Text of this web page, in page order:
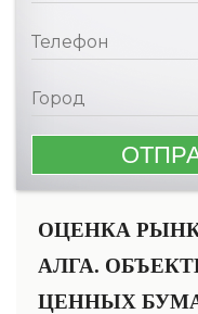
ОЦЕНКА
АЛГА.
ЦЕННЫХ